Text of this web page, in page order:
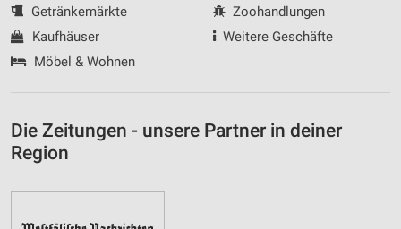
Getränkemärkte
Kaufhäuser
Möbel & Wohnen
Zoohandlungen
Weitere Geschäfte
Die Zeitungen - unsere Partner in deiner
Region